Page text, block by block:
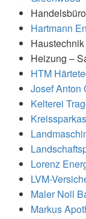
Hartmann
Heizung –
HTM
Josef Anton
Kelterei
Lorenz
LVM-
Maler Noll
Markus